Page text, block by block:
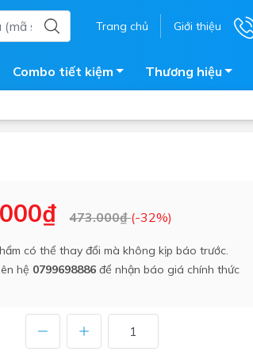
Trang chủ Giới thiệu
trời
Bồn bảo ôn
Bồn nhựa tự hoại
Vòi pha nóng lạnh
Vật tư
Combo tiết kiệm Thương hiệu
473.000₫(-32%)
có thể thay đổi mà không kịp báo trước.
hệ 0799698886 để nhận báo giá chính thức